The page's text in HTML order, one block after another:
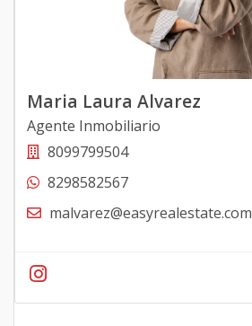
Maria Laura Alvarez
Agente Inmobiliario
8099799504
8298582567
malvarez@easyrealestate.com